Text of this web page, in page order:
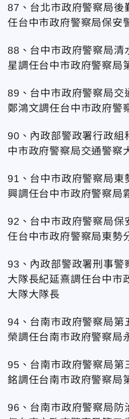
87、台北市政府警察局後
任台中市政府警察局保安
88、台中市政府警察局清
星調任台中市政府警察局
89、台中市政府警察局交
鄭鴻文調任台中市政府警
90、內政部警政署行政組
中市政府警察局交通警察
91、台中市政府警察局東
興調任台中市政府警察局
92、台中市政府警察局保
任台中市政府警察局東勢
93、內政部警政署刑事警
大隊長紀延熹調任台中市
大隊大隊長
94、台南市政府警察局第
榮調任台南市政府警察局
95、台南市政府警察局第
銘調任台南市政府警察局
96、台南市政府警察局防